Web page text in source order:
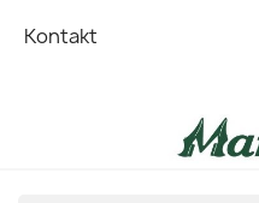
Kontakt